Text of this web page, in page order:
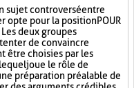
sujet controversé entre
opte pour la position POUR
deux groupes
de convaincre
être choisies par les
joue le rôle de
préparation préalable de